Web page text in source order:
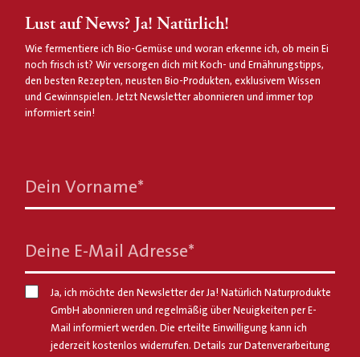
Lust auf News? Ja! Natürlich!
Wie fermentiere ich Bio-Gemüse und woran erkenne ich, ob mein Ei
noch frisch ist? Wir versorgen dich mit Koch- und Ernährungstipps,
den besten Rezepten, neusten Bio-Produkten, exklusivem Wissen
und Gewinnspielen. Jetzt Newsletter abonnieren und immer top
informiert sein!
Dein Vorname*
Deine E-Mail Adresse*
Ja, ich möchte den Newsletter der Ja! Natürlich Naturprodukte
GmbH abonnieren und regelmäßig über Neuigkeiten per E-
Mail informiert werden. Die erteilte Einwilligung kann ich
jederzeit kostenlos widerrufen. Details zur Datenverarbeitung